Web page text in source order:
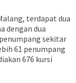
terdapat dua
dengan dua
sekitar
61 penumpang
676 kursi